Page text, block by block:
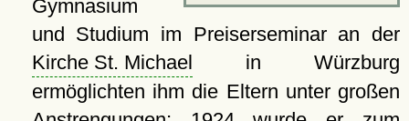
Gymnasium
und Studium im Preiserseminar an der
Kirche St. Michael
in Würzburg
ermöglichten ihm die Eltern unter großen